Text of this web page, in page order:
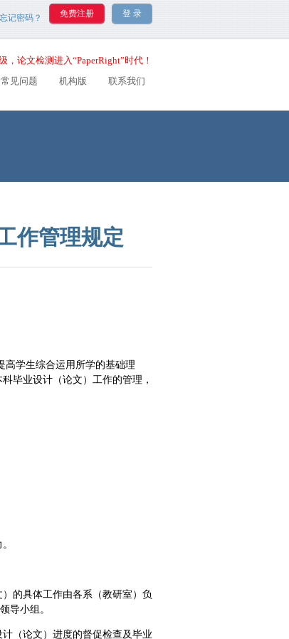
忘记密码？
，论文检测进入“PaperRight”时代！
常见问题 机构版 联系我们
作管理规定
高学生综合运用所学的基础理
毕业设计（论文）工作的管理，
的具体工作由各系（教研室）负
导小组。
（论文）进度的督促检查及毕业